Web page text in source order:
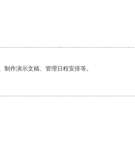
作演示文稿、管理日程安排等。